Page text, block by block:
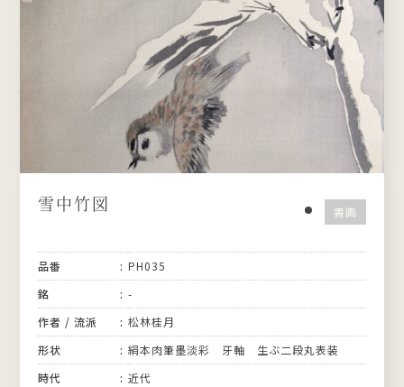
雪中竹図 書画
品番
PH035
銘
-
作者 / 流派
松林桂月
形状
絹本肉筆墨淡彩 牙軸 生ぶ二段丸表装
時代
近代